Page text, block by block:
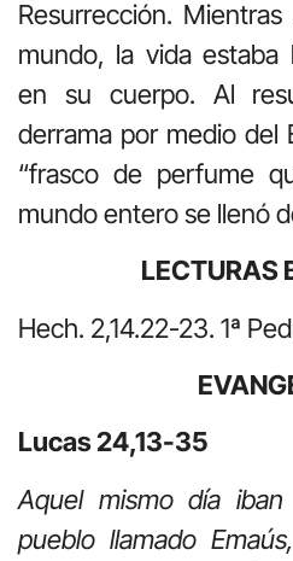
Resurrección.
mundo, la vida estaba
en su cuerpo. Al
derrama por medio del
“frasco de perfume
mundo entero se llenó
LECTURAS
Hech. 2,14.22-23. 1ª
Lucas 24,13-35
Aquel mismo día
pueblo llamado